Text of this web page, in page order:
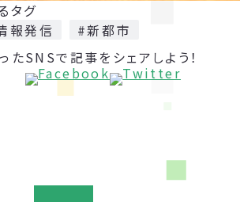
タグ
報発信
#新都市
たSNSで記事をシェアしよう！